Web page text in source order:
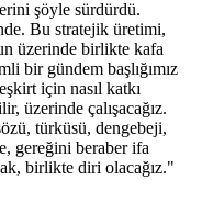
şöyle sürdürdü.
Bu stratejik üretimi,
üzerinde birlikte kafa
bir gündem başlığımız
için nasıl katkı
üzerinde çalışacağız.
türküsü, dengebeji,
gereğini beraber ifa
birlikte diri olacağız."